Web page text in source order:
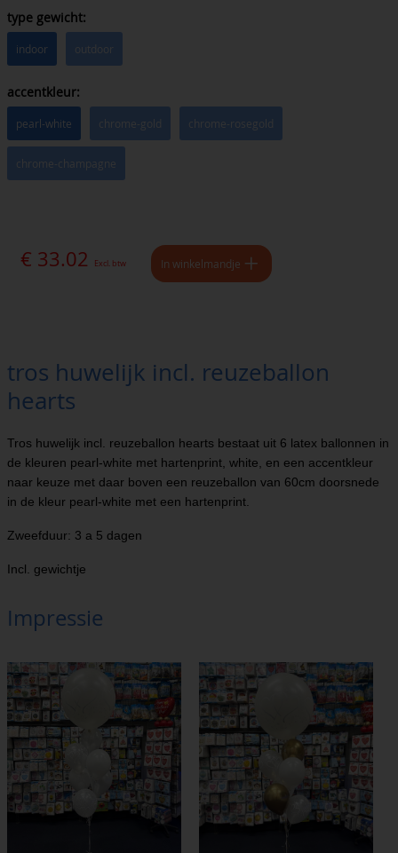
type gewicht:
indoor outdoor
accentkleur:
pearl-white chrome-gold chrome-rosegold
chrome-champagne
€ 33.02 Excl. btw In winkelmandje
tros huwelijk incl. reuzeballon
hearts
Tros huwelijk incl. reuzeballon hearts bestaat uit 6 latex ballonnen in
de kleuren pearl-white met hartenprint, white, en een accentkleur
naar keuze met daar boven een reuzeballon van 60cm doorsnede
in de kleur pearl-white met een hartenprint.
Zweefduur: 3 a 5 dagen
Incl. gewichtje
Impressie